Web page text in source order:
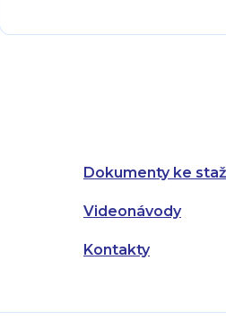
Dokumenty ke
Videonávody
Kontakty
Pátek: